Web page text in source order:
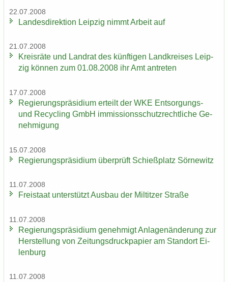
22.07.2008
Lan­des­di­rek­ti­on Leip­zig nimmt Ar­beit auf
21.07.2008
Kreis­rä­te und Land­rat des künf­ti­gen Land­krei­ses Leip­
zig kön­nen zum 01.08.2008 ihr Amt an­tre­ten
17.07.2008
Re­gie­rungs­prä­si­di­um er­teilt der WKE Entsorgungs-​
und Re­cy­cling GmbH im­mis­si­ons­schutz­recht­li­che Ge­
neh­mi­gung
15.07.2008
Re­gie­rungs­prä­si­di­um über­prüft Schieß­platz Sör­ne­witz
11.07.2008
Frei­staat un­ter­stützt Aus­bau der Mil­tit­zer Stra­ße
11.07.2008
Re­gie­rungs­prä­si­di­um ge­neh­migt An­la­gen­än­de­rung zur
Her­stel­lung von Zei­tungs­druck­pa­pier am Stand­ort Ei­
len­burg
11.07.2008